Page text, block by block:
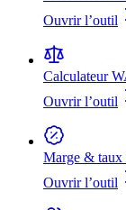
Ouvrir l’outil
Calculateur
Ouvrir l’outil
Marge & taux
Ouvrir l’outil